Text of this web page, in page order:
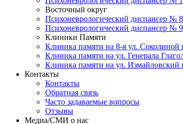
Восточный округ
Психоневрологический диспансер № 8
Психоневрологический диспансер № 9
Клиники Памяти
Клиника памяти на 8-я ул. Соколиной
Клиника памяти на ул. Генерала
Клиника памяти на ул. Измайловский
Контакты
Контакты
Обратная связь
Часто задаваемые вопросы
Отзывы
Медиа/СМИ о нас